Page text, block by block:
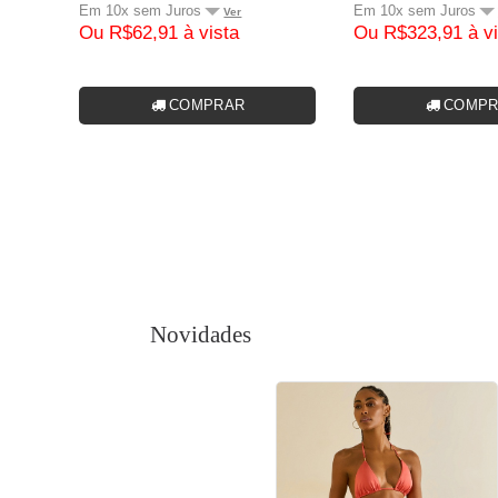
Em 10x sem Juros Ver
Ou R$62,91 à vista
COMPRAR
Em 10x sem Juros
Ou R$323,91 à
Novidades